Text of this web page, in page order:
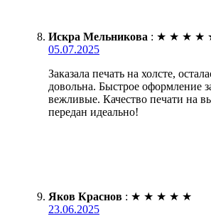
Искра Мельникова : ★ ★ ★ ★
05.07.2025
Заказала печать на холсте,
довольна. Быстрое оформление
вежливые. Качество печати на
передан идеально!
Яков Краснов : ★ ★ ★ ★ ★
23.06.2025